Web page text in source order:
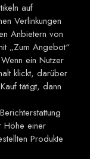
auf
Verlinkungen
Anbietern von
„Zum Angebot“
ein Nutzer
klickt, darüber
tätigt, dann
Höhe einer
Produkte